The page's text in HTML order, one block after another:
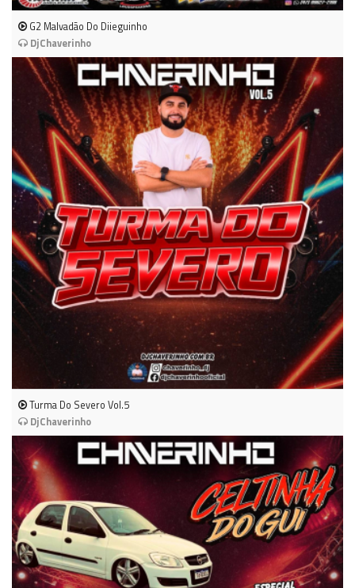
G2 Malvadão Do Diieguinho
DjChaverinho
Turma Do Severo Vol.5
DjChaverinho